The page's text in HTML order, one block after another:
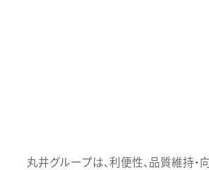
丸井グループは、利便性、品質維持・